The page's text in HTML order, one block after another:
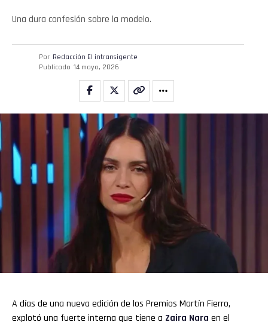
Una dura confesión sobre la modelo.
Por Redacción El intransigente
Publicado 14 mayo, 2026
A días de una nueva edición de los Premios Martín Fierro,
explotó una fuerte interna que tiene a Zaira Nara en el
Email